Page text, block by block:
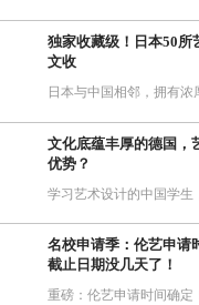
独家收藏级！日本50所
文收
文化底蕴丰厚的德国，
优势？
名校申请季：伦艺申请
截止日期没几天了！